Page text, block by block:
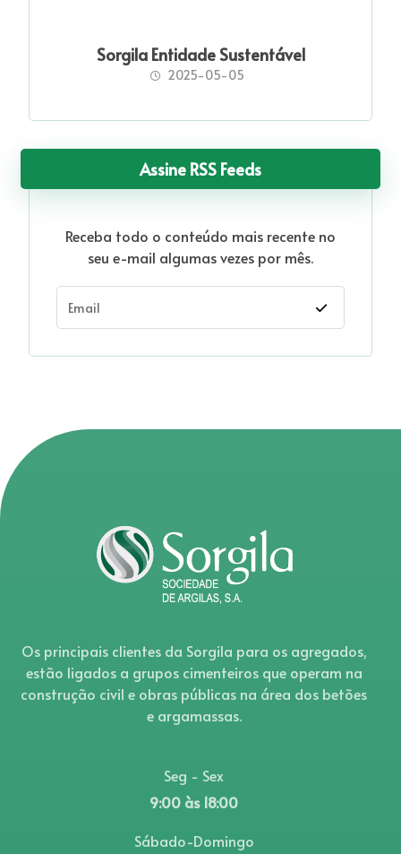
Sorgila Entidade Sustentável
2025-05-05
Assine RSS Feeds
Receba todo o conteúdo mais recente no
seu e-mail algumas vezes por mês.
Os principais clientes da Sorgila para os agregados,
estão ligados a grupos cimenteiros que operam na
construção civil e obras públicas na área dos betões
e argamassas.
Seg - Sex
9:00 às 18:00
Sábado-Domingo